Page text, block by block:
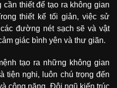
cần thiết để tạo ra không gian
thiết kế tối giản, việc sử
đường nét sạch sẽ và vật
giác bình yên và thư giãn.
tạo ra những không gian
tiện nghi, luôn chú trọng đến
công năng. Đội ngũ kiến trúc